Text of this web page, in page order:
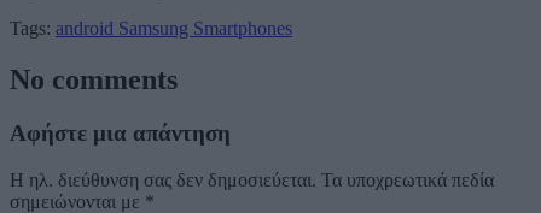
Tags: android Samsung Smartphones
No comments
Αφήστε μια απάντηση
Η ηλ. διεύθυνση σας δεν δημοσιεύεται. Τα υποχρεωτικά πεδία
σημειώνονται με *